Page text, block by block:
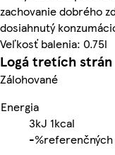
zachovanie dobrého
dosiahnutý
Veľkosť balenia: 0.75l
Logá tretích strán
Zálohované
Energia
3kJ 1kcal
-%